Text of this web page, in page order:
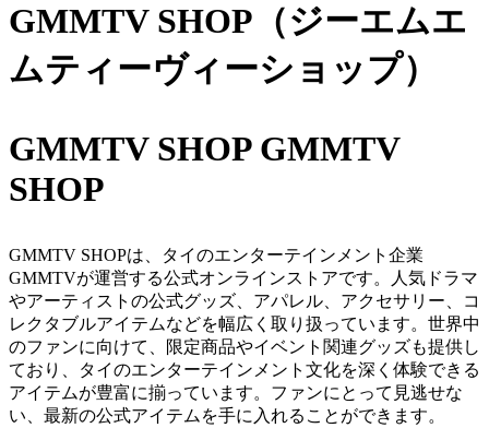
GMMTV SHOP（ジーエムエ
ムティーヴィーショップ）
GMMTV SHOP GMMTV
SHOP
GMMTV SHOPは、タイのエンターテインメント企業
GMMTVが運営する公式オンラインストアです。人気ドラマ
やアーティストの公式グッズ、アパレル、アクセサリー、コ
レクタブルアイテムなどを幅広く取り扱っています。世界中
のファンに向けて、限定商品やイベント関連グッズも提供し
ており、タイのエンターテインメント文化を深く体験できる
アイテムが豊富に揃っています。ファンにとって見逃せな
い、最新の公式アイテムを手に入れることができます。